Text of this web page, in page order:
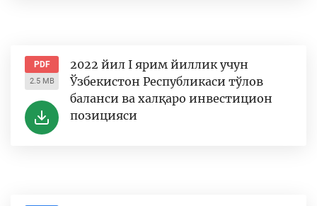
PDF
2.5 MB
2022 йил I ярим йиллик учун
Ўзбекистон Республикаси тўлов
баланси ва халқаро инвестицион
позицияси